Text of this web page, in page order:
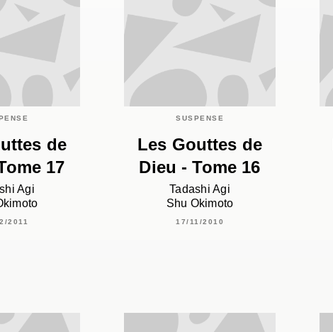
de
17
Agi
2011
SUSPENSE
Les Gouttes de
Dieu - Tome 16
Tadashi Agi
Shu Okimoto
17/11/2010